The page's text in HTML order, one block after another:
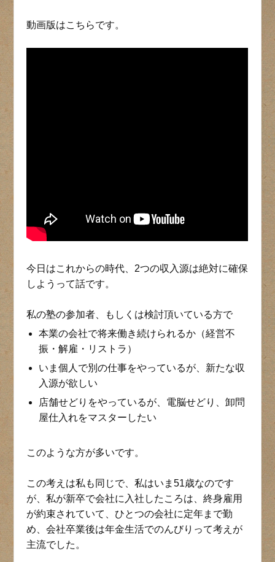
動画版はこちらです。
今日はこれからの時代、2つの収入源は絶対に確保
しようって話です。
私の塾の参加者、もしくは検討頂いている方で
本業の会社で将来働き続けられるか（経営不
振・解雇・リストラ）
いま個人で別の仕事をやっているが、新たな収
入源が欲しい
店舗せどりをやっているが、電脳せどり、卸問
屋仕入れをマスターしたい
このような方が多いです。
この考えは私も同じで、私はいま51歳なのです
が、私が新卒で会社に入社したころは、終身雇用
が約束されていて、ひとつの会社に定年まで勤
め、会社卒業後は年金生活でのんびりって考えが
主流でした。